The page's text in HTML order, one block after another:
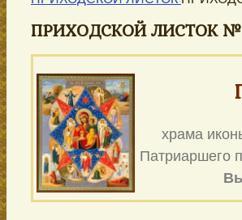
ПРИХОДСКОЙ ЛИСТОК №
храма
Патриаршего